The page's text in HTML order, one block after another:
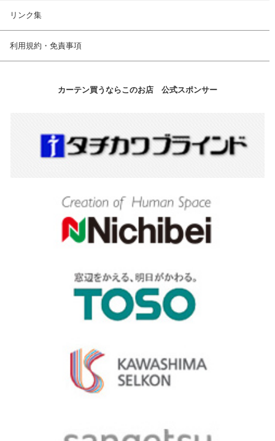
リンク集
利用規約・免責事項
カーテン買うならこのお店 公式スポンサー